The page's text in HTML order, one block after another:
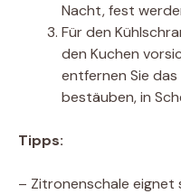
Nacht, fest
Für den
den Kuchen
entfernen Sie
bestäuben, in
Tipps:
– Zitronenschale eignet